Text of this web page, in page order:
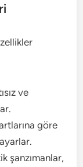
ve
göre
şanzımanlar,